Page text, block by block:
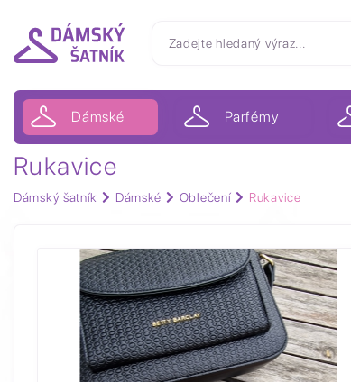
Dámské Parfémy
Rukavice
Dámský šatník Dámské Oblečení Rukavice